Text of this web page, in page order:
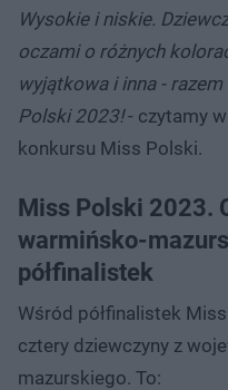
Wysokie i niskie.
oczami o różnych
wyjątkowa i inna -
Polski 2023!- czytamy
konkursu Miss Polski.
Miss Polski 2023.
warmińsko-
półfinalistek
Wśród półfinalistek
cztery dziewczyny z
mazurskiego. To: